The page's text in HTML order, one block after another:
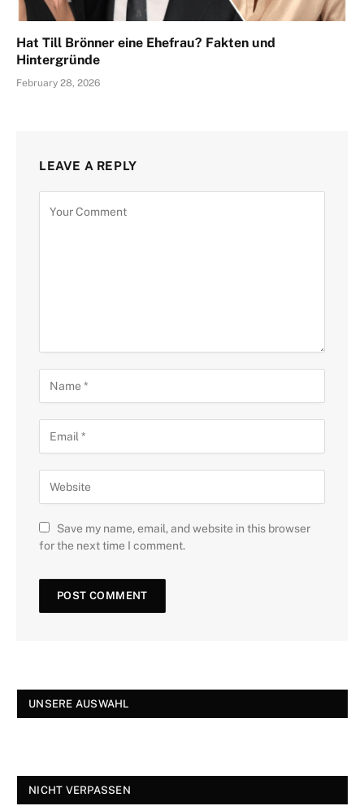
Hat Till Brönner eine Ehefrau? Fakten und
Hintergründe
February 28, 2026
LEAVE A REPLY
Save my name, email, and website in this browser
for the next time I comment.
UNSERE AUSWAHL
NICHT VERPASSEN